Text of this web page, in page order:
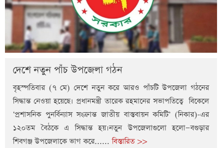
দেশে নতুন পাঁচ উপজেলা গঠন
বৃহস্পতিবার (৭ মে) দেশে নতুন করে আরও পাঁচটি উপজেলা গঠনের
সিদ্ধান্ত নেওয়া হয়েছে। প্রধানমন্ত্রী তারেক রহমানের সভাপতিত্বে বিকেলে
‘প্রশাসনিক পুনর্বিন্যাস সংক্রান্ত জাতীয় বাস্তবায়ন কমিটি’ (নিকার)-এর
১২০তম বৈঠকে এ সিদ্ধান্ত হয়।নতুন উপজেলাগুলো হলো—বগুড়ার
শিবগঞ্জ উপজেলাকে ভাগ করে......বিস্তারিত >>